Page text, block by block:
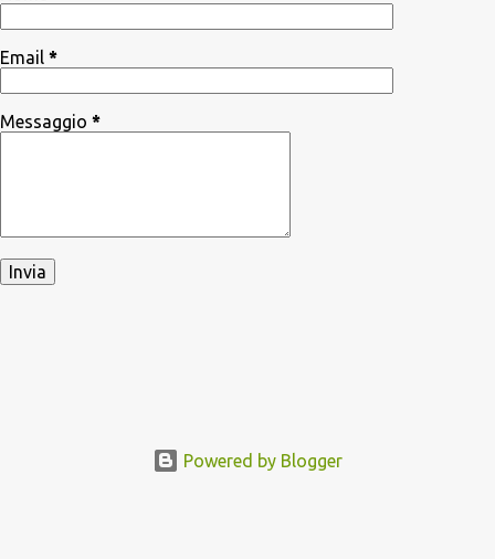
Email *
Messaggio *
Powered by Blogger